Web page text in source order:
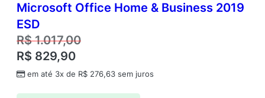
Microsoft Office Home & Business 2019
ESD
R$1.017,00
R$ 829,90
em até 3x de R$ 276,63 sem juros